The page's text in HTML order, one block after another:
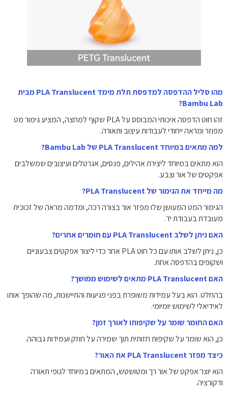
מהו סליל ההדפסה למדפסת תלת מימד PLA Translucent מבית
Bambu Lab?
זהו חוט הדפסה איכותי המבוסס על PLA שקוף למחצה, המציע גימור מט
מפוזר ומראה ייחודי לעבודות עיצוב ותאורה.
למה מתאים במיוחד PLA Translucent של Bambu Lab?
הוא מתאים במיוחד ליצירת אהילים, פנסים, אגרטלים ועיצובים שמשלבים
אפקטים של אור וצבע.
מה מייחד את הגימור של PLA Translucent?
הגימור המט המעושן שלו מפזר אור בצורה רכה, ומדמה מראה של זכוכית
מעובדת בעבודת יד.
האם ניתן לשלב PLA Translucent עם חומרים אחרים?
כן, ניתן לשלב אותו עם כל חוט PLA אחר כדי ליצור אפקטים צבעוניים
ושקופים בהדפסה אחת.
האם PLA Translucent מתאים לשימוש ממושך?
בהחלט. הוא בעל עמידות משופרת בפני פגיעות והתיישנות, מה שהופך אותו
לאידיאלי לשימוש יומיומי.
האם החומר שומר על שקיפותו לאורך זמן?
כן, הוא שומר על שקיפות חזותית תוך שמירה על חוזק ועמידות גבוהה.
כיצד מפזר PLA Translucent את האור?
הוא יוצר אפקט של אור רך ומטושטש, המתאים במיוחד לגופי תאורה
ודקורציה.